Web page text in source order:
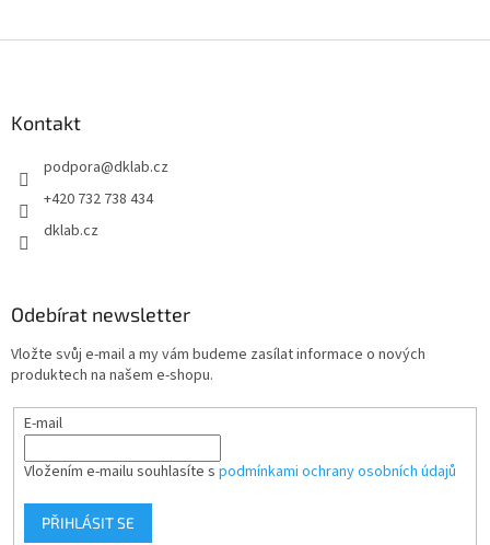
Kontakt
podpora@dklab.cz
+420 732 738 434
dklab.cz
Odebírat newsletter
Vložte svůj e-mail a my vám budeme zasílat informace o nových
produktech na našem e-shopu.
E-mail
Vložením e-mailu souhlasíte s podmínkami ochrany osobních údajů
PŘIHLÁSIT SE